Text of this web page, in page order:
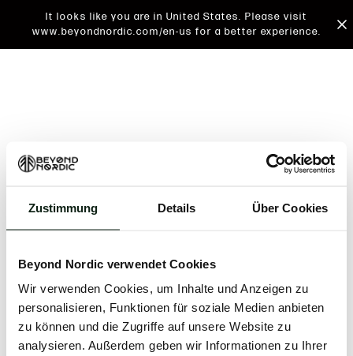
Zustimmung Details Über Cookies
Beyond Nordic verwendet Cookies
Wir verwenden Cookies, um Inhalte und Anzeigen zu
personalisieren, Funktionen für soziale Medien anbieten
zu können und die Zugriffe auf unsere Website zu
analysieren. Außerdem geben wir Informationen zu Ihrer
It looks like you are in United States. Please visit
www.beyondnordic.com/en-us for a better experience.
An unknown error has occurred. An error report has
issue will be investigated.
Click the button below to refresh the website. If the
issue persists, either try waiting a moment or
reopening your browser.